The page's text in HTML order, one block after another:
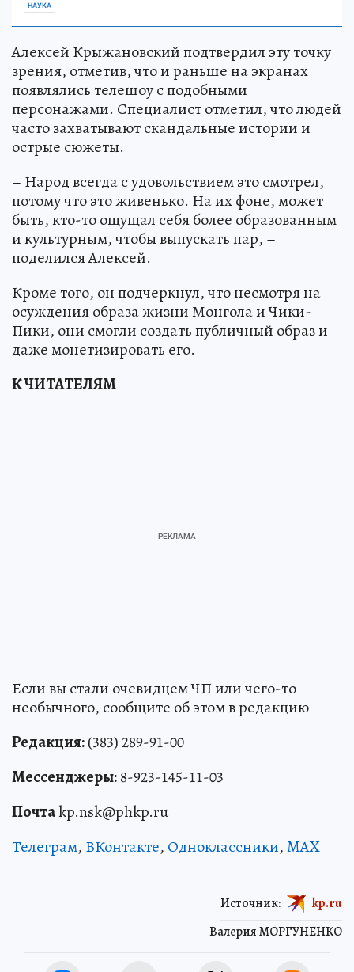
НАУКА
Алексей Крыжановский подтвердил эту точку
зрения, отметив, что и раньше на экранах
появлялись телешоу с подобными
персонажами. Специалист отметил, что людей
часто захватывают скандальные истории и
острые сюжеты.
– Народ всегда с удовольствием это смотрел,
потому что это живенько. На их фоне, может
быть, кто-то ощущал себя более образованным
и культурным, чтобы выпускать пар, –
поделился Алексей.
Кроме того, он подчеркнул, что несмотря на
осуждения образа жизни Монгола и Чики-
Пики, они смогли создать публичный образ и
даже монетизировать его.
К ЧИТАТЕЛЯМ
Если вы стали очевидцем ЧП или чего-то
необычного, сообщите об этом в редакцию
Редакция:(383) 289-91-00
Мессенджеры:8-923-145-11-03
Почтаkp.nsk@phkp.ru
Телеграм, ВКонтакте, Одноклассники,MAX
Валерия МОРГУНЕНКО
Источник: kp.ru